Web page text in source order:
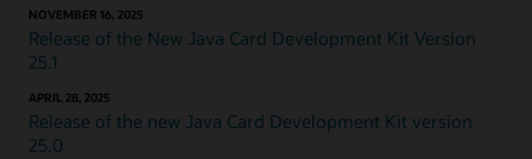
NOVEMBER 16, 2025
Release of the New Java Card Development Kit Version
25.1
APRIL 28, 2025
Release of the new Java Card Development Kit version
25.0